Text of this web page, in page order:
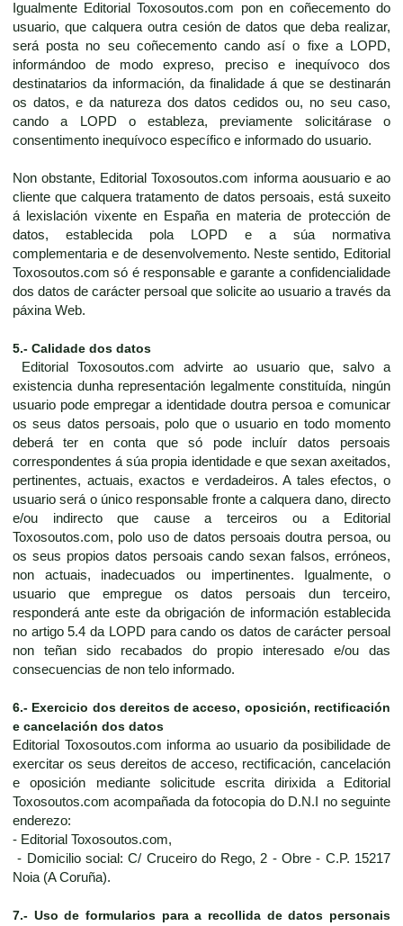
Igualmente Editorial Toxosoutos.com pon en coñecemento do
usuario, que calquera outra cesión de datos que deba realizar,
será posta no seu coñecemento cando así o fixe a LOPD,
informándoo de modo expreso, preciso e inequívoco dos
destinatarios da información, da finalidade á que se destinarán
os datos, e da natureza dos datos cedidos ou, no seu caso,
cando a LOPD o estableza, previamente solicitárase o
consentimento inequívoco específico e informado do usuario.
Non obstante, Editorial Toxosoutos.com informa aousuario e ao
cliente que calquera tratamento de datos persoais, está suxeito
á lexislación vixente en España en materia de protección de
datos, establecida pola LOPD e a súa normativa
complementaria e de desenvolvemento. Neste sentido, Editorial
Toxosoutos.com só é responsable e garante a confidencialidade
dos datos de carácter persoal que solicite ao usuario a través da
páxina Web.
5.- Calidade dos datos
Editorial Toxosoutos.com advirte ao usuario que, salvo a
existencia dunha representación legalmente constituída, ningún
usuario pode empregar a identidade doutra persoa e comunicar
os seus datos persoais, polo que o usuario en todo momento
deberá ter en conta que só pode incluír datos persoais
correspondentes á súa propia identidade e que sexan axeitados,
pertinentes, actuais, exactos e verdadeiros. A tales efectos, o
usuario será o único responsable fronte a calquera dano, directo
e/ou indirecto que cause a terceiros ou a Editorial
Toxosoutos.com, polo uso de datos persoais doutra persoa, ou
os seus propios datos persoais cando sexan falsos, erróneos,
non actuais, inadecuados ou impertinentes. Igualmente, o
usuario que empregue os datos persoais dun terceiro,
responderá ante este da obrigación de información establecida
no artigo 5.4 da LOPD para cando os datos de carácter persoal
non teñan sido recabados do propio interesado e/ou das
consecuencias de non telo informado.
6.- Exercicio dos dereitos de acceso, oposición, rectificación
e cancelación dos datos
Editorial Toxosoutos.com informa ao usuario da posibilidade de
exercitar os seus dereitos de acceso, rectificación, cancelación
e oposición mediante solicitude escrita dirixida a Editorial
Toxosoutos.com acompañada da fotocopia do D.N.I no seguinte
enderezo:
- Editorial Toxosoutos.com,
- Domicilio social: C/ Cruceiro do Rego, 2 - Obre - C.P. 15217
Noia (A Coruña).
7.- Uso de formularios para a recollida de datos personais